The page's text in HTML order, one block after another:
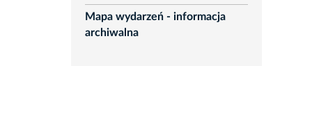
Mapa wydarzeń - informacja
archiwalna